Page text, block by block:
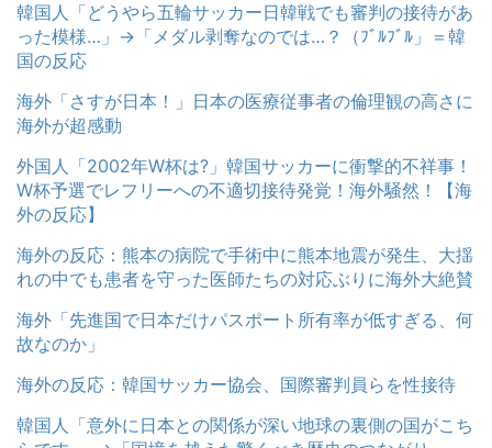
韓国人「どうやら五輪サッカー日韓戦でも審判の接待があ
った模様…」→「メダル剥奪なのでは…？（ﾌﾞﾙﾌﾞﾙ」＝韓
国の反応
海外「さすが日本！」日本の医療従事者の倫理観の高さに
海外が超感動
外国人「2002年W杯は?」韓国サッカーに衝撃的不祥事！
W杯予選でレフリーへの不適切接待発覚！海外騒然！【海
外の反応】
海外の反応：熊本の病院で手術中に熊本地震が発生、大揺
れの中でも患者を守った医師たちの対応ぶりに海外大絶賛
海外「先進国で日本だけパスポート所有率が低すぎる、何
故なのか」
海外の反応：韓国サッカー協会、国際審判員らを性接待
韓国人「意外に日本との関係が深い地球の裏側の国がこち